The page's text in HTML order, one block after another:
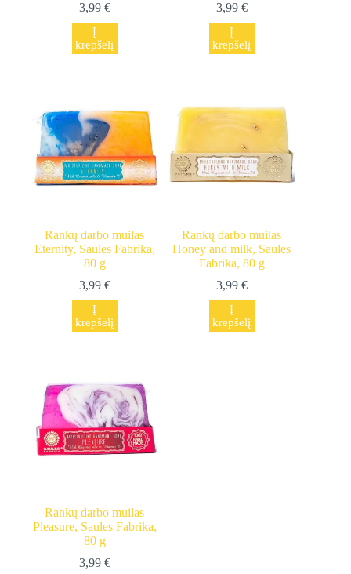
3,99 €
Į
krepšelį
3,99 €
Į
krepšelį
Rankų darbo muilas
Eternity, Saules Fabrika,
80 g
3,99 €
Į
krepšelį
Rankų darbo muilas
Honey and milk, Saules
Fabrika, 80 g
3,99 €
Į
krepšelį
Rankų darbo muilas
Pleasure, Saules Fabrika,
80 g
3,99 €